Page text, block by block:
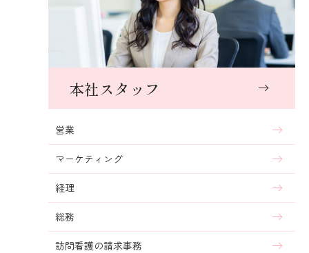
本社スタッフ
営業
マーケティング
経理
総務
訪問看護の請求事務